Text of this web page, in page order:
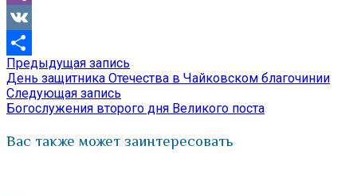
Viber
VK
Отправить
Навигация
по
записям
Предыдущая запись
запись:
День защитника Отечества в Чайковском благочинии
Следующая запись
запись:
Богослужения второго дня Великого поста
Вас также может заинтересовать